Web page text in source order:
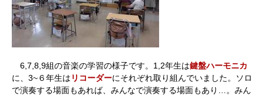
6,7,8,9組の音楽の学習の様子です。1,2年生は鍵盤ハーモニカ
に、3~６年生は リコーダーにそれぞれ取り組んでいました。ソロ
で演奏する場面もあれば、みんなで演奏する場面もあり…。みん